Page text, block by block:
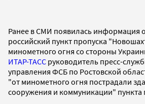
Ранее в СМИ появилась информация
российский пункт пропуска
минометного огня со стороны
ИТАР-ТАСС руководитель пресс-
управления ФСБ по Ростовской
"от минометного огня пострадали
сооружения и коммуникации" пункта